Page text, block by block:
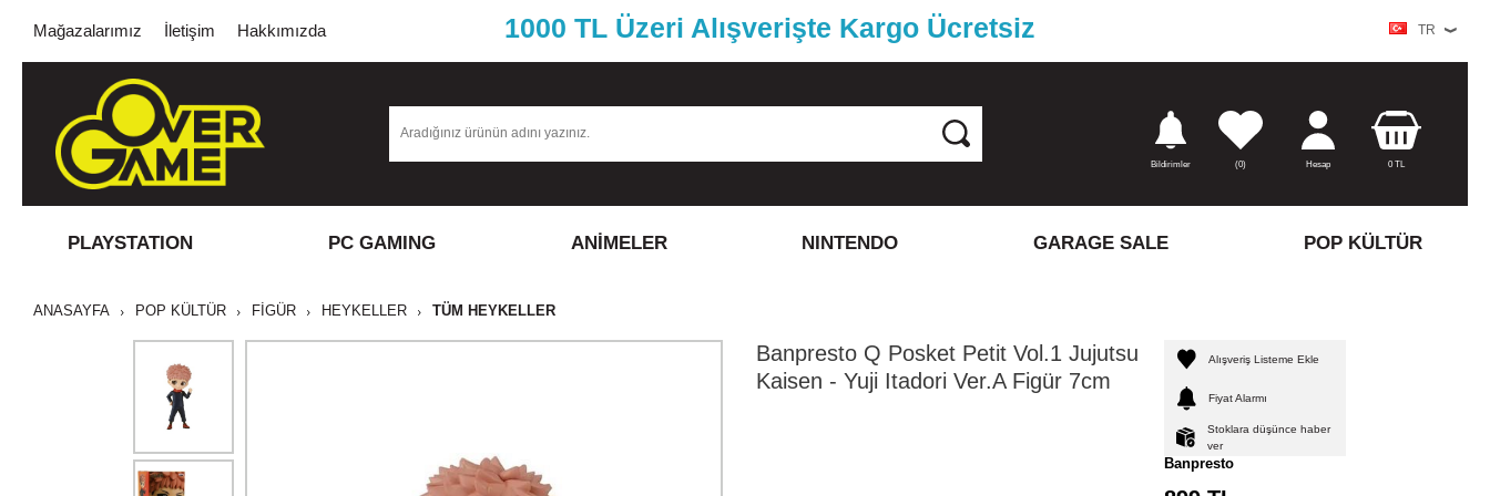
Mağazalarımız İletişim Hakkımızda 1000 TL Üzeri Alışverişte Kargo Ücretsiz TR
Bildirimler (0) Hesap 0TL
PLAYSTATION PC GAMING ANİMELER NINTENDO GARAGE SALE POP KÜLTÜR
ANASAYFA POP KÜLTÜR FİGÜR HEYKELLER TÜM HEYKELLER
Banpresto Q Posket Petit Vol.1 Jujutsu
Kaisen - Yuji Itadori Ver.A Figür 7cm
Alışveriş Listeme Ekle
Fiyat Alarmı
Stoklara düşünce haber
ver
Banpresto